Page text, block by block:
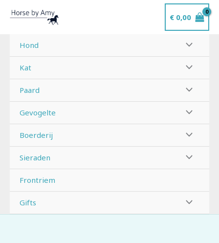
naar
inhoud
€0,00
Hond
Kat
Paard
Gevogelte
Boerderij
Sieraden
Frontriem
Gifts